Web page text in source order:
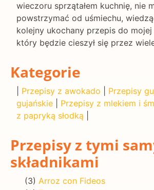
wieczoru sprzątałem kuchnię, nie
powstrzymać od uśmiechu,
kolejny ukochany przepis do
który będzie cieszył się przez
Kategorie
Przepisy z awokado Przepisy
gujańskie
Przepisy z mlekiem i
z papryką słodką
Przepisy z tymi
składnikami
(3) Arroz con Fideos